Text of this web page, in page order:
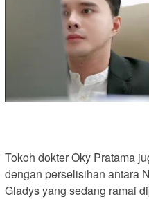
Tokoh dokter Oky Pratama
dengan perselisihan antara
Gladys yang sedang ramai